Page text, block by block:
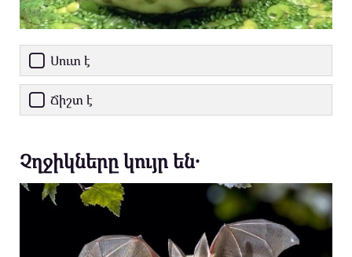
Սուտ է
Ճիշտ է
Չղջիկները կույր են․